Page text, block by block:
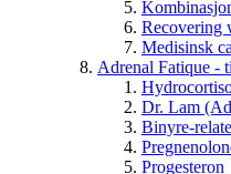
Recovering
Medisinsk
Adrenal Fatique -
Dr. Lam
Binyre-
Progesteron